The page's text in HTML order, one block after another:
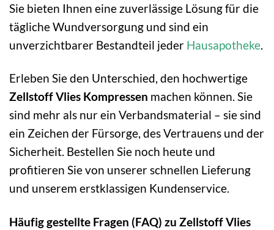
Sie bieten Ihnen eine zuverlässige Lösung für die
tägliche Wundversorgung und sind ein
unverzichtbarer Bestandteil jeder Hausapotheke
Erleben Sie den Unterschied, den hochwertige
Zellstoff Vlies Kompressen machen können. Sie
sind mehr als nur ein Verbandsmaterial – sie sind
ein Zeichen der Fürsorge, des Vertrauens und der
Sicherheit. Bestellen Sie noch heute und
profitieren Sie von unserer schnellen Lieferung
und unserem erstklassigen Kundenservice.
Häufig gestellte Fragen (FAQ) zu Zellstoff Vlies